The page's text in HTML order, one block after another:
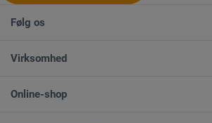
Følg os
Virksomhed
Online-shop